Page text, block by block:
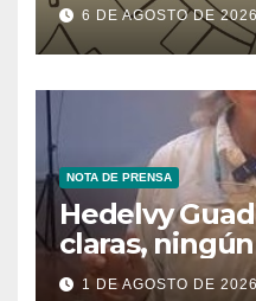
Tecnología
6 DE AGOSTO DE
NOTA DE PRENSA
Hedelvy
claras,
conservación
1 DE AGOSTO DE 2026